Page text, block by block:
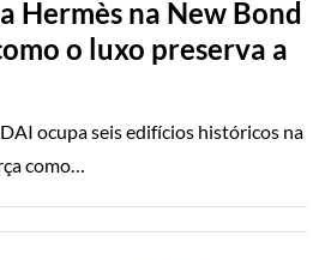
Hermès na New Bond
o luxo preserva a
ocupa seis edifícios históricos na
como…